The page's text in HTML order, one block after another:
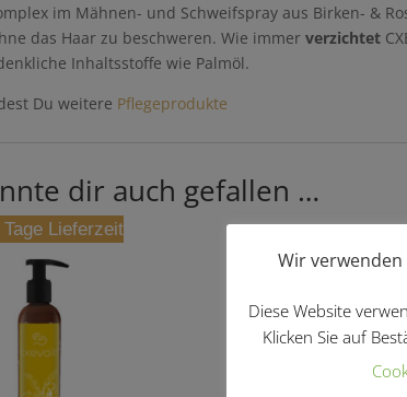
im Mähnen- und Schweifspray aus Birken- &
das Haar zu beschweren. Wie immer verzichtet
Inhaltsstoffe wie Palmöl. Der
Du weitere Pflegeprodukte
dir auch gefallen …
Lieferzeit
Wir
Diese Website
Klicken Sie auf